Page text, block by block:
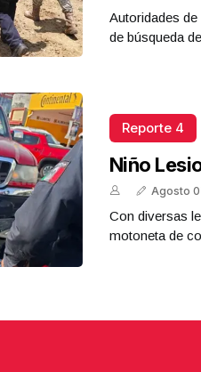
Autoridades
de búsqueda
Reporte 4
Niño
Agosto
Con diversas
motoneta de